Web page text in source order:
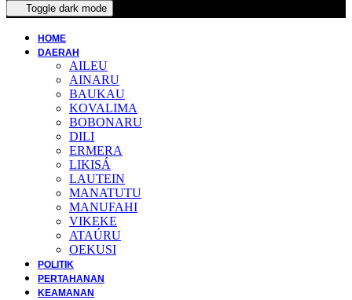
Toggle dark mode
HOME
DAERAH
AILEU
AINARU
BAUKAU
KOVALIMA
BOBONARU
DILI
ERMERA
LIKISÁ
LAUTEIN
MANATUTU
MANUFAHI
VIKEKE
ATAÚRU
OEKUSI
POLITIK
PERTAHANAN
KEAMANAN